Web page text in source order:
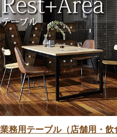
業務用テーブル（店舗用・